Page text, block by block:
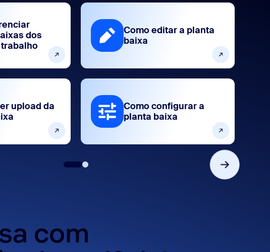
dos
upload da
Como editar a planta
baixa
Como configurar a
planta baixa
com